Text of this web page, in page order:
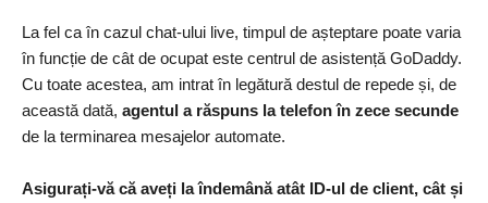
La fel ca în cazul chat-ului live, timpul de așteptare poate varia
în funcție de cât de ocupat este centrul de asistență GoDaddy.
Cu toate acestea, am intrat în legătură destul de repede și, de
această dată, agentul a răspuns la telefon în zece secunde
de la terminarea mesajelor automate.
Asigurați-vă că aveți la îndemână atât ID-ul de client, cât și